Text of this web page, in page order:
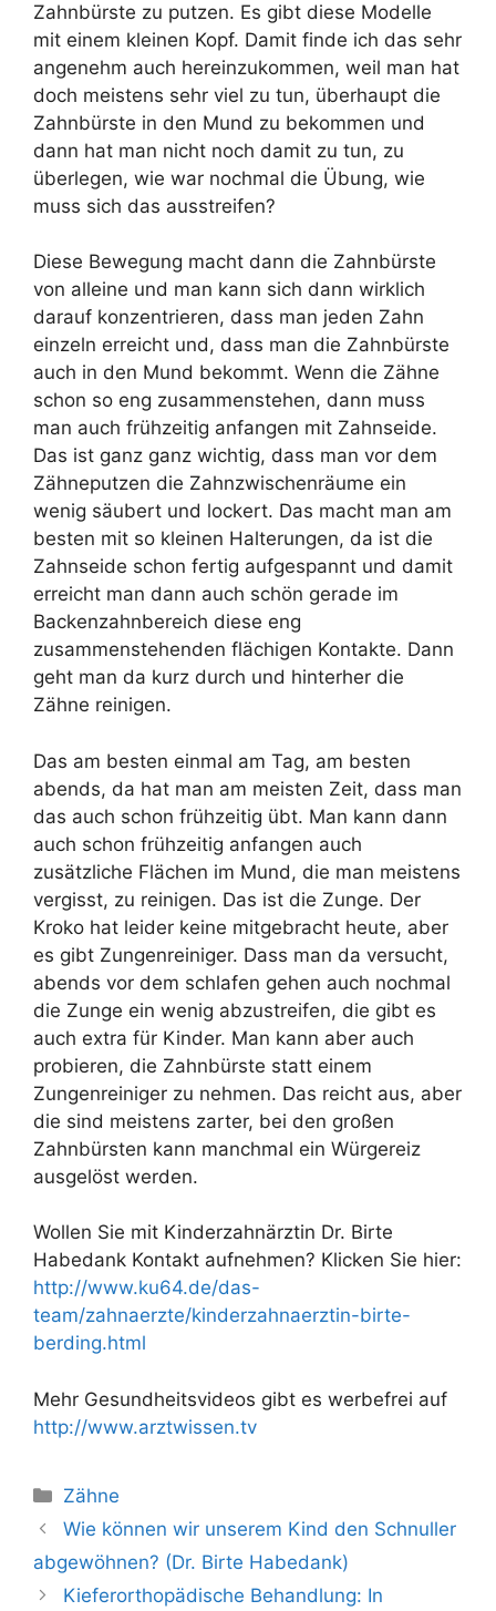
Zahnbürste zu putzen. Es gibt diese Modelle
mit einem kleinen Kopf. Damit finde ich das sehr
angenehm auch hereinzukommen, weil man hat
doch meistens sehr viel zu tun, überhaupt die
Zahnbürste in den Mund zu bekommen und
dann hat man nicht noch damit zu tun, zu
überlegen, wie war nochmal die Übung, wie
muss sich das ausstreifen?
Diese Bewegung macht dann die Zahnbürste
von alleine und man kann sich dann wirklich
darauf konzentrieren, dass man jeden Zahn
einzeln erreicht und, dass man die Zahnbürste
auch in den Mund bekommt. Wenn die Zähne
schon so eng zusammenstehen, dann muss
man auch frühzeitig anfangen mit Zahnseide.
Das ist ganz ganz wichtig, dass man vor dem
Zähneputzen die Zahnzwischenräume ein
wenig säubert und lockert. Das macht man am
besten mit so kleinen Halterungen, da ist die
Zahnseide schon fertig aufgespannt und damit
erreicht man dann auch schön gerade im
Backenzahnbereich diese eng
zusammenstehenden flächigen Kontakte. Dann
geht man da kurz durch und hinterher die
Zähne reinigen.
Das am besten einmal am Tag, am besten
abends, da hat man am meisten Zeit, dass man
das auch schon frühzeitig übt. Man kann dann
auch schon frühzeitig anfangen auch
zusätzliche Flächen im Mund, die man meistens
vergisst, zu reinigen. Das ist die Zunge. Der
Kroko hat leider keine mitgebracht heute, aber
es gibt Zungenreiniger. Dass man da versucht,
abends vor dem schlafen gehen auch nochmal
die Zunge ein wenig abzustreifen, die gibt es
auch extra für Kinder. Man kann aber auch
probieren, die Zahnbürste statt einem
Zungenreiniger zu nehmen. Das reicht aus, aber
die sind meistens zarter, bei den großen
Zahnbürsten kann manchmal ein Würgereiz
ausgelöst werden.
Wollen Sie mit Kinderzahnärztin Dr. Birte
Habedank Kontakt aufnehmen? Klicken Sie hier:
http://www.ku64.de/das-
team/zahnaerzte/kinderzahnaerztin-birte-
berding.html
Mehr Gesundheitsvideos gibt es werbefrei auf
http://www.arztwissen.tv
Kategorien
Zähne
Wie können wir unserem Kind den Schnuller
abgewöhnen? (Dr. Birte Habedank)
Kieferorthopädische Behandlung: In